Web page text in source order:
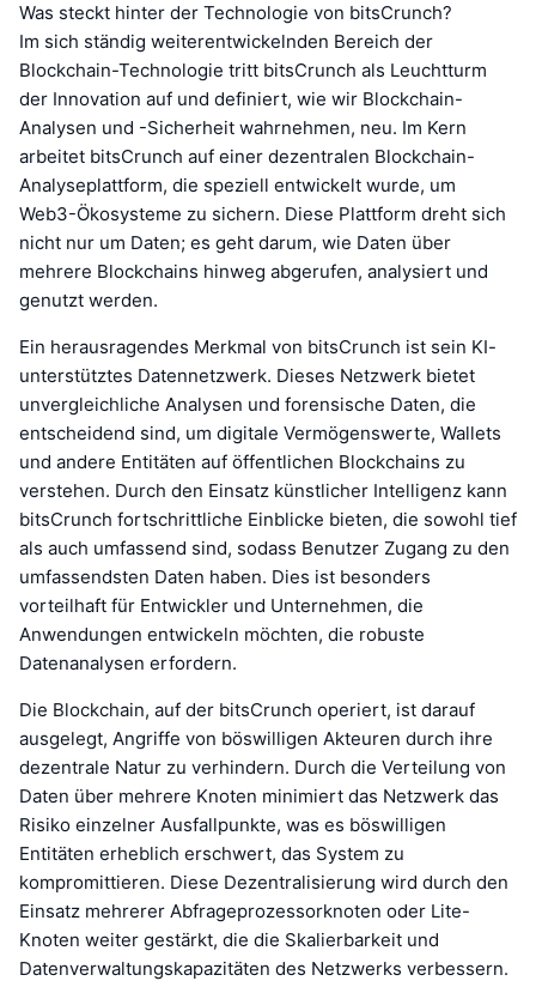
Was steckt hinter der Technologie von bitsCrunch?
Im sich ständig weiterentwickelnden Bereich der
Blockchain-Technologie tritt bitsCrunch als Leuchtturm
der Innovation auf und definiert, wie wir Blockchain-
Analysen und -Sicherheit wahrnehmen, neu. Im Kern
arbeitet bitsCrunch auf einer dezentralen Blockchain-
Analyseplattform, die speziell entwickelt wurde, um
Web3-Ökosysteme zu sichern. Diese Plattform dreht sich
nicht nur um Daten; es geht darum, wie Daten über
mehrere Blockchains hinweg abgerufen, analysiert und
genutzt werden.
Ein herausragendes Merkmal von bitsCrunch ist sein KI-
unterstütztes Datennetzwerk. Dieses Netzwerk bietet
unvergleichliche Analysen und forensische Daten, die
entscheidend sind, um digitale Vermögenswerte, Wallets
und andere Entitäten auf öffentlichen Blockchains zu
verstehen. Durch den Einsatz künstlicher Intelligenz kann
bitsCrunch fortschrittliche Einblicke bieten, die sowohl tief
als auch umfassend sind, sodass Benutzer Zugang zu den
umfassendsten Daten haben. Dies ist besonders
vorteilhaft für Entwickler und Unternehmen, die
Anwendungen entwickeln möchten, die robuste
Datenanalysen erfordern.
Die Blockchain, auf der bitsCrunch operiert, ist darauf
ausgelegt, Angriffe von böswilligen Akteuren durch ihre
dezentrale Natur zu verhindern. Durch die Verteilung von
Daten über mehrere Knoten minimiert das Netzwerk das
Risiko einzelner Ausfallpunkte, was es böswilligen
Entitäten erheblich erschwert, das System zu
kompromittieren. Diese Dezentralisierung wird durch den
Einsatz mehrerer Abfrageprozessorknoten oder Lite-
Knoten weiter gestärkt, die die Skalierbarkeit und
Datenverwaltungskapazitäten des Netzwerks verbessern.